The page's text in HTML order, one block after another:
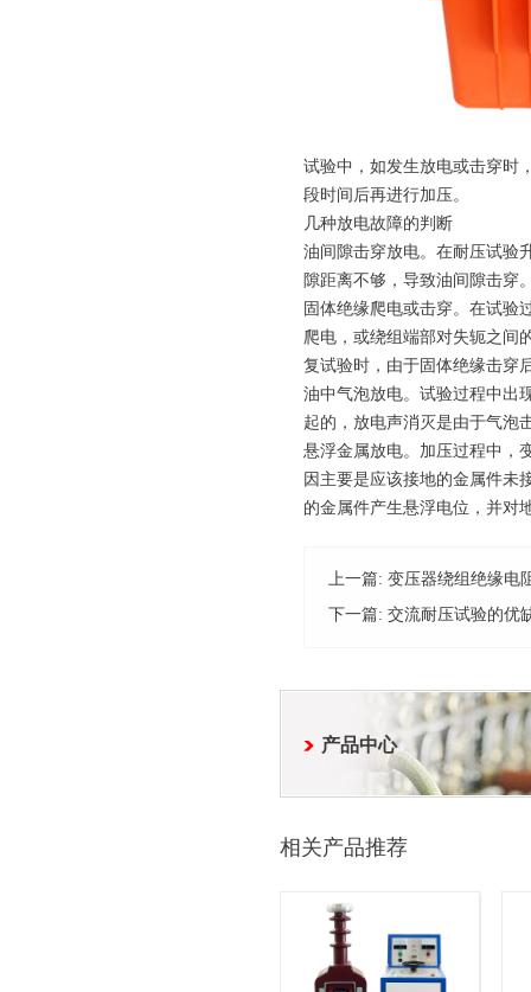
试验中，如发生放电或击穿时
段时间后再进行加压。
几种放电故障的判断
油间隙击穿放电。在耐压试验
隙距离不够，导致油间隙击穿
固体绝缘爬电或击穿。在试验
爬电，或绕组端部对失轭之间
复试验时，由于固体绝缘击穿
油中气泡放电。试验过程中出
起的，放电声消灭是由于气泡
悬浮金属放电。加压过程中，
因主要是应该接地的金属件未
的金属件产生悬浮电位，并对
上一篇: 变压器绕组绝缘电
下一篇: 交流耐压试验的优
产品中心
相关产品推荐